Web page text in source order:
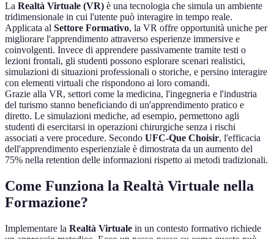
La Realtà Virtuale (VR) è una tecnologia che simula un ambiente
tridimensionale in cui l'utente può interagire in tempo reale.
Applicata al Settore Formativo, la VR offre opportunità uniche per
migliorare l'apprendimento attraverso esperienze immersive e
coinvolgenti. Invece di apprendere passivamente tramite testi o
lezioni frontali, gli studenti possono esplorare scenari realistici,
simulazioni di situazioni professionali o storiche, e persino interagire
con elementi virtuali che rispondono ai loro comandi.
Grazie alla VR, settori come la medicina, l'ingegneria e l'industria
del turismo stanno beneficiando di un'apprendimento pratico e
diretto. Le simulazioni mediche, ad esempio, permettono agli
studenti di esercitarsi in operazioni chirurgiche senza i rischi
associati a vere procedure. Secondo UFC-Que Choisir, l'efficacia
dell'apprendimento esperienziale è dimostrata da un aumento del
75% nella retention delle informazioni rispetto ai metodi tradizionali.
Come Funziona la Realtà Virtuale nella
Formazione?
Implementare la Realtà Virtuale in un contesto formativo richiede